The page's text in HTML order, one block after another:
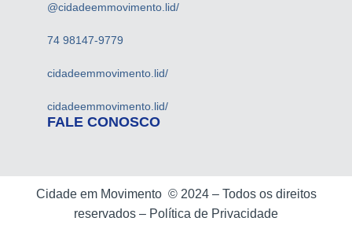
@cidadeemmovimento.lid/
74 98147-9779
cidadeemmovimento.lid/
cidadeemmovimento.lid/
FALE CONOSCO
Cidade em Movimento © 2024 – Todos os direitos
reservados – Política de Privacidade